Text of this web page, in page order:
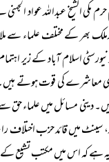
الشیخ عبداللہ عواد
اسلام آباد کے زیر
معاشرے کی قوت ہوتے ہیں۔
دینی مسائل میں علماء حق
سینٹ میں قائد حزب
ہے کہ اس میں مکتب تشیع کے